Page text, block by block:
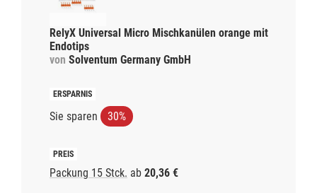
RelyX Universal Micro Mischkanülen orange mit
Endotips
von Solventum Germany GmbH
Sie sparen 30%
Packung 15 Stck. ab 20,36 €